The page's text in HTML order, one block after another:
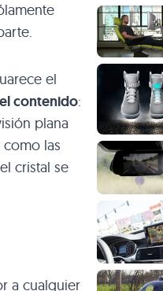
el
contenido:
plana
las
cristal se
a cualquier